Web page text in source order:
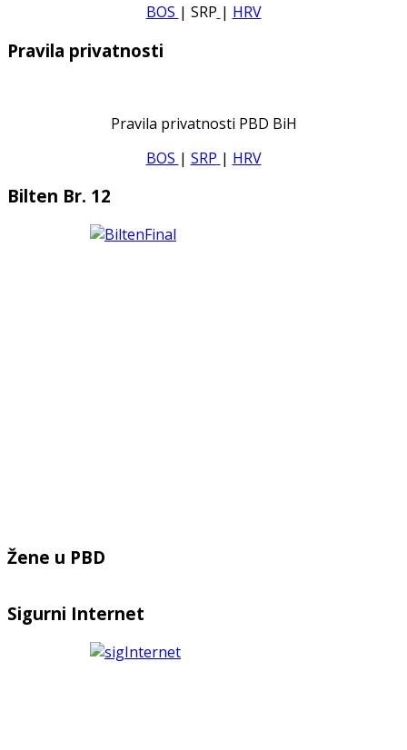
BOS | SRP | HRV
Pravila privatnosti
Pravila privatnosti PBD BiH
BOS | SRP | HRV
Bilten Br. 12
Žene u PBD
Sigurni Internet